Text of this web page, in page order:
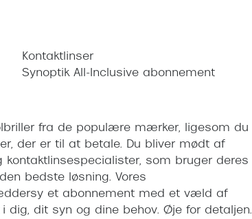
Kontaktlinser
Synoptik All-Inclusive abonnement
fra de populære mærker, ligesom du
der er til at betale. Du bliver mødt af
som bruger deres
bedste løsning. Vores
et abonnement med et væld af
dig, dit syn og dine behov. Øje for detaljen.